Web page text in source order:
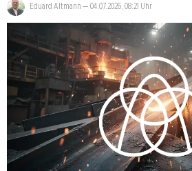
Eduard Altmann — 04.07.2026, 08:21 Uhr